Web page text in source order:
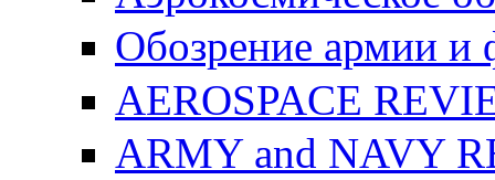
Обозрение армии и
AEROSPACE
ARMY and NAVY